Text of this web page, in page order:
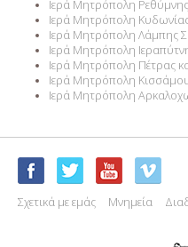
Ιερά Μητρόπολη
Ιερά Μητρόπολη
Ιερά Μητρόπολη Λάμπης
Ιερά Μητρόπολη
Ιερά Μητρόπολη Πέτρας
Ιερά Μητρόπολη Κισσάμου
Ιερά Μητρόπολη
Σχετικά με εμάς Μνημεία